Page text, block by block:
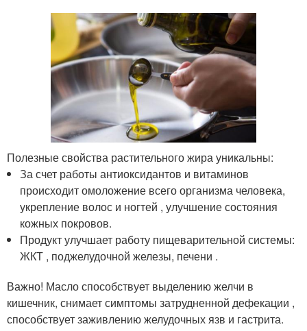
Полезные свойства растительного жира уникальны:
За счет работы антиоксидантов и витаминов
происходит омоложение всего организма человека,
укрепление волос и ногтей , улучшение состояния
кожных покровов.
Продукт улучшает работу пищеварительной системы:
ЖКТ , поджелудочной железы, печени .
Важно! Масло способствует выделению желчи в
кишечник, снимает симптомы затрудненной дефекации ,
способствует заживлению желудочных язв и гастрита.